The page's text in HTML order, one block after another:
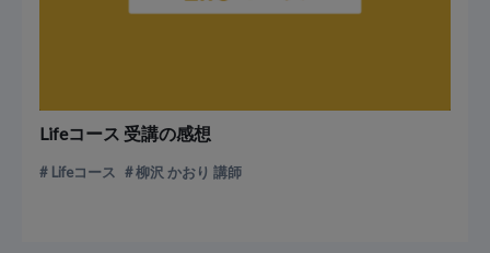
Lifeコース 受講の感想
Lifeコース 柳沢 かおり 講師